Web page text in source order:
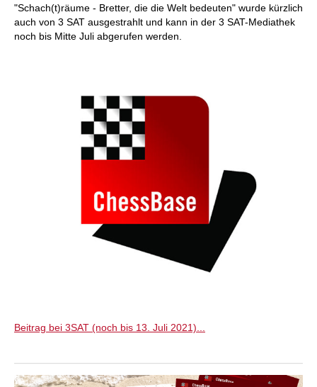
"Schach(t)räume - Bretter, die die Welt bedeuten" wurde kürzlich
auch von 3 SAT ausgestrahlt und kann in der 3 SAT-Mediathek
noch bis Mitte Juli abgerufen werden.
Beitrag bei 3SAT (noch bis 13. Juli 2021)...